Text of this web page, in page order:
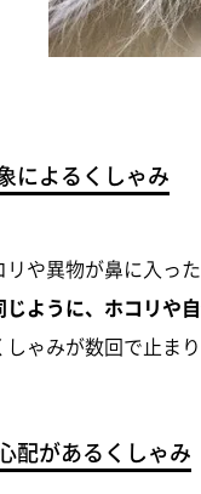
によるくしゃみ
リや異物が鼻に入っ
じように、ホコリや
しゃみが数回で止ま
配があるくしゃみ